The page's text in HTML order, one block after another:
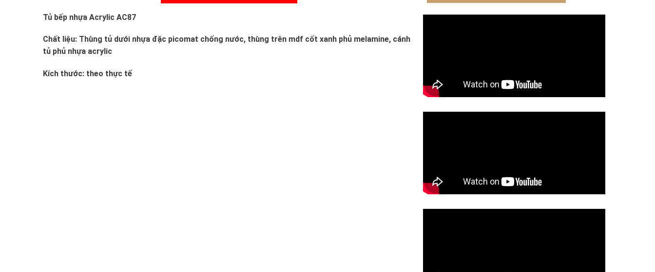
Tủ bếp nhựa Acrylic AC87
Chất liệu: Thùng tủ dưới nhựa đặc picomat chống nước, thùng trên mdf cốt xanh phủ melamine, cánh
tủ phủ nhựa acrylic
Kích thước: theo thực tế